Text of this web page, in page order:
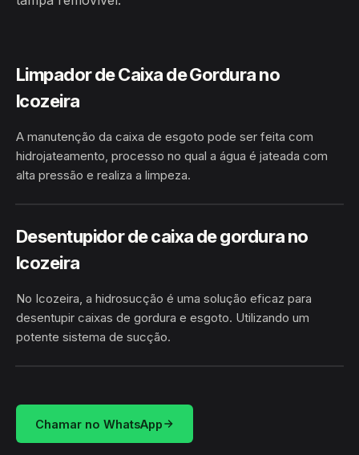
Limpador de Caixa de Gordura no
Icozeira
A manutenção da caixa de esgoto pode ser feita com
hidrojateamento, processo no qual a água é jateada com
alta pressão e realiza a limpeza.
HIDROJATEAMENTO
Desentupidor de caixa de gordura no
Icozeira
No Icozeira, a hidrosucção é uma solução eficaz para
desentupir caixas de gordura e esgoto. Utilizando um
potente sistema de sucção.
HIDROSUCÇÃO
Chamar no WhatsApp